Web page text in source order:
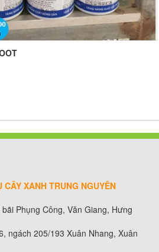
CÂY XANH TRUNG NGUYÊN
bãi Phụng Công, Văn Giang, Hưng
ngách 205/193 Xuân Nhang, Xuân